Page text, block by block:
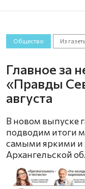
Общество Из
Главное за
«Правды
августа
В новом выпуске
подводим итоги
самыми яркими
Архангельской